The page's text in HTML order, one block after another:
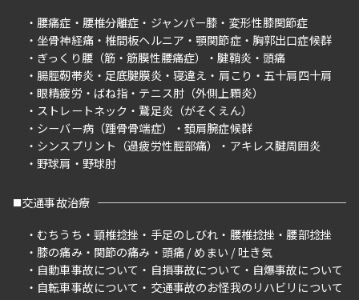
腰痛症
腰椎分離症 ジャンパー膝
変形性膝関節症
坐骨神経痛
椎間板ヘルニア 顎関節症
胸郭出口症候群
ぎっくり腰（筋・筋膜性腰痛症）
腱鞘炎
頭痛
腸脛靭帯炎
足底腱膜炎 寝違え 肩こり
五十肩四十肩
眼精疲労
ばね指
テニス肘（外側上顆炎）
ストレートネック
鵞足炎（がそくえん）
シーバー病（踵骨骨端症）
頚肩腕症候群
シンスプリント（過疲労性脛部痛）
アキレス腱周囲炎
野球肩
野球肘
交通事故治療
むちうち
頸椎捻挫 手足のしびれ 腰椎捻挫
腰部捻挫
膝の痛み
関節の痛み
頭痛 / めまい / 吐き気
自動車事故について
自損事故について
自爆事故について
自転車事故について
交通事故のお怪我のリハビリについて